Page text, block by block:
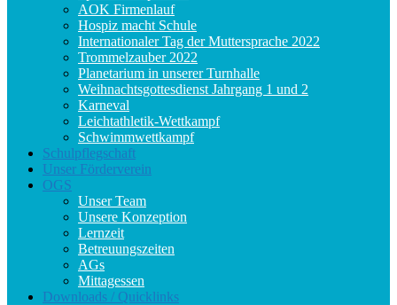
AOK Firmenlauf
Hospiz macht Schule
Internationaler Tag der Muttersprache 2022
Trommelzauber 2022
Planetarium in unserer Turnhalle
Weihnachtsgottesdienst Jahrgang 1 und 2
Karneval
Leichtathletik-Wettkampf
Schwimmwettkampf
Schulpflegschaft
Unser Förderverein
OGS
Unser Team
Unsere Konzeption
Lernzeit
Betreuungszeiten
AGs
Mittagessen
Downloads / Quicklinks